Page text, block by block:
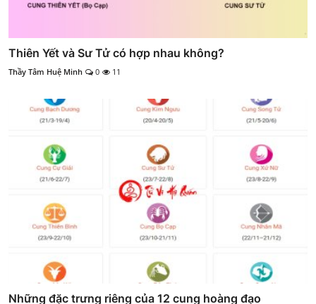
Thiên Yết và Sư Tử có hợp nhau không?
Thầy Tâm Huệ Minh 0 11
Những đặc trưng riêng của 12 cung hoàng đạo